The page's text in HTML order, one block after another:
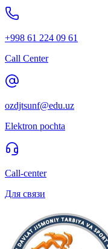
+998 61 224 09 61
Call Center
ozdjtsunf@edu.uz
Elektron pochta
Call-center
Для связи